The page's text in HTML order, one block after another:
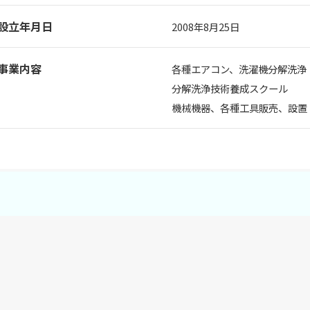
立年月日 2008年8月25日
業内容
各種エアコン、洗濯機分解洗
分解洗浄技術養成スクール
機械機器、各種工具販売、設置